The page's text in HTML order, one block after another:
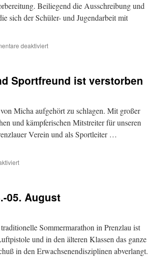
Beiliegend die Ausschreibung und
sich der Schüler- und Jugendarbeit mit
deaktiviertfür
13.-16.06.2019
Sportfreund ist verstorben
Micha aufgehört zu schlagen. Mit großer
und kämpferischen Mitstreiter für unseren
Verein und als Sportleiter …
für
Kamerad
verstorben
05. August
Sommermarathon in Prenzlau ist
und in den älteren Klassen das ganze
in den Erwachsenendisziplinen abverlangt.